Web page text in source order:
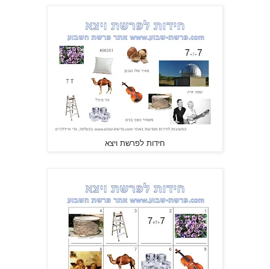
חידות לפרשת ויצא